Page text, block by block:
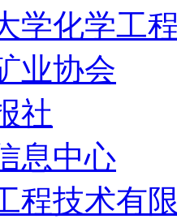
学化学工
业协会
社
息中心
程技术有